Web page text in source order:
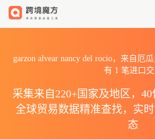
garzon alvear nancy del rocio，来自厄
有 1 笔进口
采集来自220+国家及地区，40
全球贸易数据精准查找，实
态